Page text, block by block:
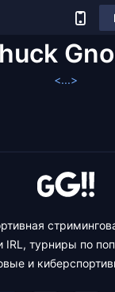
<...>
IRL, турниры по
и